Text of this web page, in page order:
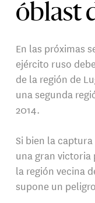
óblast
En las próximas
ejército ruso
de la región de
una segunda
2014.
Si bien la
una gran
la región vecina
supone un